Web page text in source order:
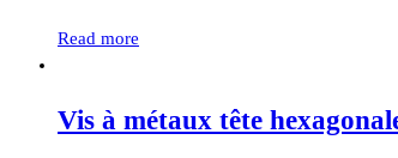
Read more
Vis à métaux tête